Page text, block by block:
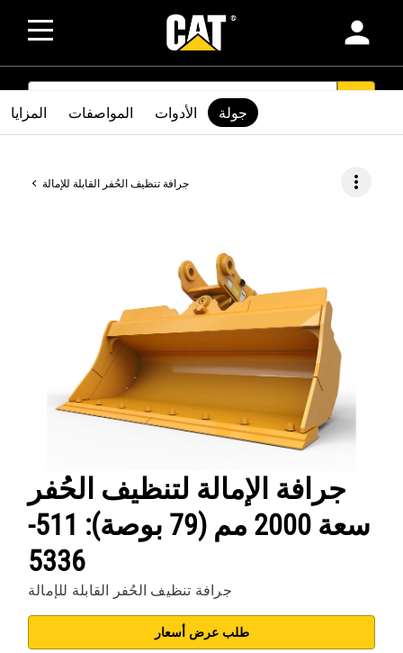
person
SEARCH
جرافة تنظيف الحُفر القابلة للإمالة more_vert
جرافة الإمالة لتنظيف الحُفر
سعة 2000 مم (79 بوصة): 511-
5336
جرافة تنظيف الحُفر القابلة للإمالة
طلب عرض أسعار
المزايا المواصفات الأدوات جولة